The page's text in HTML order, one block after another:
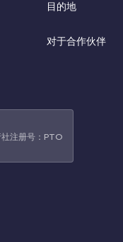
目的地
对于合作伙伴
社注册号：РТО